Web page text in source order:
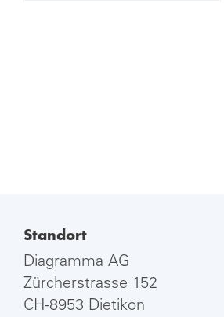
Standort
Diagramma AG
Zürcherstrasse 152
CH-8953 Dietikon